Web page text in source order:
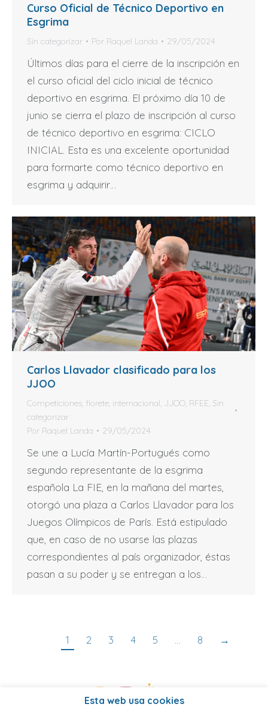
Curso Oficial de Técnico Deportivo en
Esgrima
Sin categorizar Por Raquel Landa 29/05/2024
Últimos días para el cierre de la inscripción en
el curso oficial del ciclo inicial de técnico
deportivo en esgrima. El próximo día 10 de
junio se cierra el plazo de inscripción al curso
de técnico deportivo en esgrima: CICLO
INICIAL. Esta es una excelente oportunidad
para formarte como técnico deportivo en
esgrima y adquirir…
Carlos Llavador clasificado para los
JJOO
Competiciones, florete, internacional, JJOO, RFEE, Sin
categorizar
Por Raquel Landa 29/05/2024
Se une a Lucía Martín-Portugués como
segundo representante de la esgrima
española La FIE, en la mañana del martes,
otorgó una plaza a Carlos Llavador para los
Juegos Olímpicos de París. Está estipulado
que, en caso de no usarse las plazas
correspondientes al país organizador, éstas
pasan a su poder y se entregan a los…
1 2 3 4 5 … 8 →
Esta web usa cookies